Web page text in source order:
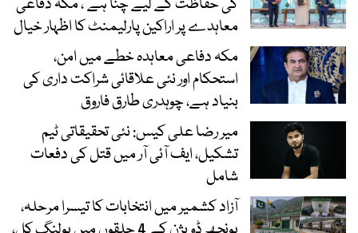
معاہدے پر اراکین پارلیمنٹ کا اظہار خیال
مکہ دفاعی معاہدہ خطے میں امن،
استحکام اور نئی علاقائی شراکت داری کی
بنیاد ہے، چوہدری طارق فاروق
میر رضا علی کیس: نئی تحقیقاتی ٹیم
تشکیل، ایف آئی آر میں قتل کی دفعات
شامل
آزاد کشمیر میں انتخابات کا تیسرا مرحلہ،